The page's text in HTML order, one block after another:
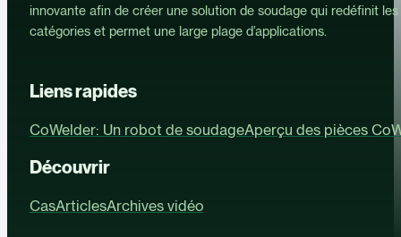
innovante afin de créer une solution de soudage qui redéfinit les
catégories et permet une large plage d’applications.
Liens rapides
CoWelder: Un robot de soudageAperçu des pièces
Découvrir
CasArticlesArchives vidéo